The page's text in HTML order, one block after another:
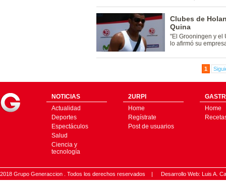
Clubes de
Quina
"El Grooningen y el
lo afirmó su
1
NOTICIAS
Actualidad
Deportes
Espectáculos
Salud
Ciencia y
tecnología
2URPI
Home
Regístrate
Post de usuarios
Home
2018 Grupo Generaccion . Todos los derechos reservados | Desarrollo Web: Luis